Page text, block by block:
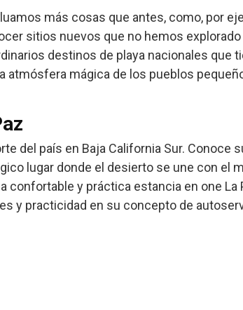
más cosas que antes, como, por
sitios nuevos que no hemos
destinos de playa nacionales que
atmósfera mágica de los pueblos
del país en Baja California Sur.
lugar donde el desierto se une con el
confortable y práctica estancia en one
y practicidad en su concepto de